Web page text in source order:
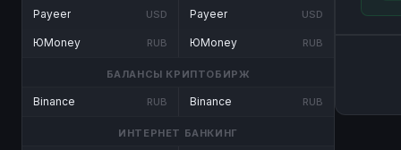
Payeer USD
ЮMoney RUB
Payeer USD
ЮMoney RUB
БАЛАНСЫ КРИПТОБИРЖ
Binance RUB Binance RUB
ИНТЕРНЕТ БАНКИНГ